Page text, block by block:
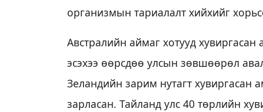
организмын тариалалт хийхийг
Австралийн аймаг хотууд
эсэхээ өөрсдөө улсын зөвшөөрөл
Зеландийн зарим нутагт хувиргасан
зарласан. Тайланд улс 40 төрлийн